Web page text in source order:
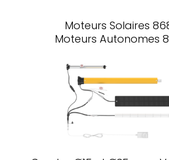
Moteurs Solaires
Moteurs Autonomes